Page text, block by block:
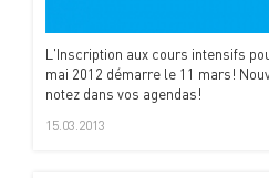
L'Inscription aux cours intensifs
mai 2012 démarre le 11 mars!
notez dans vos agendas!
15.03.2013